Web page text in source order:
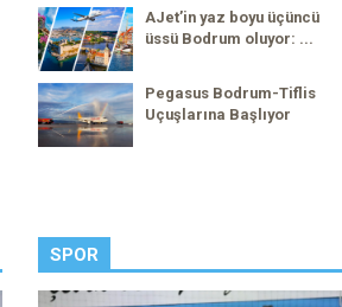
AJet’in yaz boyu üçüncü
üssü Bodrum oluyor: ...
Pegasus Bodrum-Tiflis
Uçuşlarına Başlıyor
SPOR